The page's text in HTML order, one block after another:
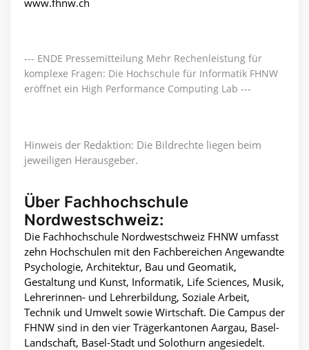
--- ENDE Pressemitteilung Mehr Rechenleistung für
komplexe Fragen: Die Hochschule für Informatik FHNW
eröffnet ein High Performance Computing Lab ---
Hinweis der Redaktion: Die Bildrechte liegen beim
jeweiligen Herausgeber.
Über Fachhochschule
Nordwestschweiz:
Die Fachhochschule Nordwestschweiz FHNW umfasst
zehn Hochschulen mit den Fachbereichen Angewandte
Psychologie, Architektur, Bau und Geomatik,
Gestaltung und Kunst, Informatik, Life Sciences, Musik,
Lehrerinnen- und Lehrerbildung, Soziale Arbeit,
Technik und Umwelt sowie Wirtschaft. Die Campus der
FHNW sind in den vier Trägerkantonen Aargau, Basel-
Landschaft, Basel-Stadt und Solothurn angesiedelt.